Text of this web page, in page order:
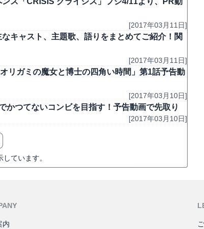
[2017年03月11日]
キャスト、主題歌、語りをまとめてご紹介！関
[2017年03月11日]
リガミの魔女と博士の四角い時間」第1話予告動
[2017年03月10日]
かつてないコンビを目指す！予告動画で先取り
[2017年03月10日]
しています。
内